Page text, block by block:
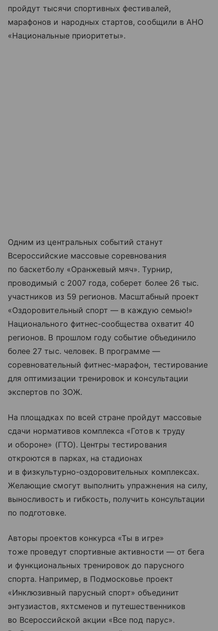
пройдут тысячи спортивных фестивалей,
марафонов и народных стартов, сообщили в АНО
«Национальные приоритеты».
Одним из центральных событий станут
Всероссийские массовые соревнования
по баскетболу «Оранжевый мяч». Турнир,
проводимый с 2007 года, соберет более 26 тыс.
участников из 59 регионов. Масштабный проект
«Оздоровительный спорт — в каждую семью!»
Национального фитнес-сообщества охватит 40
регионов. В прошлом году событие объединило
более 27 тыс. человек. В программе —
соревновательный фитнес-марафон, тестирование
для оптимизации тренировок и консультации
экспертов по ЗОЖ.
На площадках по всей стране пройдут массовые
сдачи нормативов комплекса «Готов к труду
и обороне» (ГТО). Центры тестирования
откроются в парках, на стадионах
и в физкультурно-оздоровительных комплексах.
Желающие смогут выполнить упражнения на силу,
выносливость и гибкость, получить консультации
по подготовке.
Авторы проектов конкурса «Ты в игре»
тоже проведут спортивные активности — от бега
и функциональных тренировок до парусного
спорта. Например, в Подмосковье проект
«Инклюзивный парусный спорт» объединит
энтузиастов, яхтсменов и путешественников
во Всероссийской акции «Все под парус».